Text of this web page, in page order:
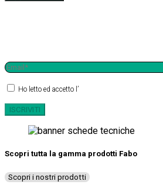
Ho letto ed accetto l’
Scopri tutta la gamma prodotti Fabo
Scopri i nostri prodotti